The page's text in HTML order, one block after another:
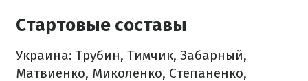
Стартовые составы
Украина: Трубин, Тимчик, Забарный,
Матвиенко, Миколенко, Степаненко,